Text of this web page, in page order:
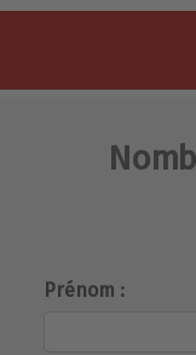
Prénom :